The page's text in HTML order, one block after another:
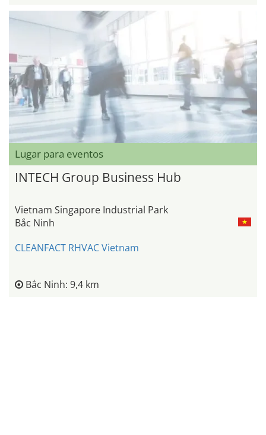
Lugar para eventos
INTECH Group Business Hub
Vietnam Singapore Industrial Park
Bắc Ninh
CLEANFACT RHVAC Vietnam
Bắc Ninh: 9,4 km